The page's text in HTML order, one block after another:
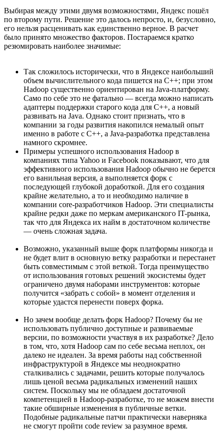
Выбирая между этими двумя возможностями, Яндекс пошёл
по второму пути. Решение это далось непросто, и, безусловно,
его нельзя расценивать как единственно верное. В расчет
было принято множество факторов. Постараемся кратко
резюмировать наиболее значимые:
Так сложилось исторически, что в Яндексе наибольший
объем вычислительного кода пишется на C++; при этом
Hadoop существенно ориентирован на Java-платформу.
Само по себе это не фатально — всегда можно написать
адаптеры поддержки старого кода для С++, а новый
развивать на Java. Однако стоит признать, что в
компании за годы развития накопился немалый опыт
именно в работе с С++, а Java-разработка представлена
намного скромнее.
Примеры успешного использования Hadoop в
компаниях типа Yahoo и Facebook показывают, что для
эффективного использования Hadoop обычно не берется
его ванильная версия, а выполняется форк с
последующей глубокой доработкой. Для его создания
крайне желательно, а то и необходимо наличие в
компании core-разработчиков Hadoop. Эти специалисты
крайне редки даже по меркам американского IT-рынка,
так что для Яндекса их найм в достаточном количестве
— очень сложная задача.
Возможно, указанный выше форк платформы никогда и
не будет влит в основную ветку разработки и перестанет
быть совместимым с этой веткой. Тогда преимущество
от использования готовых решений экосистемы будет
ограничено двумя наборами инструментов: которые
получится «забрать с собой» в момент отделения и
которые удастся перенести поверх форка.
Но зачем вообще делать форк Hadoop? Почему бы не
использовать публично доступные и развиваемые
версии, по возможности участвуя в их разработке? Дело
в том, что, хотя Hadoop сам по себе весьма неплох, он
далеко не идеален. За время работы над собственной
инфраструктурой в Яндексе мы неоднократно
сталкивались с задачами, решить которые получалось
лишь ценой весьма радикальных изменений наших
систем. Поскольку мы не обладаем достаточной
компетенцией в Hadoop-разработке, то не можем внести
такие обширные изменения в публичные ветки.
Подобные радикальные патчи практически наверняка
не смогут пройти code review за разумное время.